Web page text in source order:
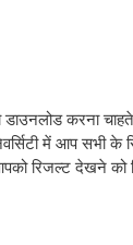
डाउनलोड करना
में आप सभी के
रिजल्ट देखने को